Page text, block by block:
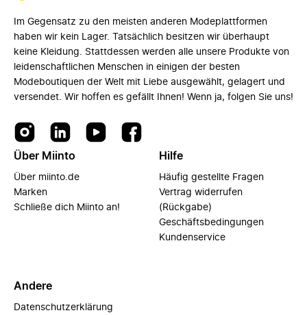
Im Gegensatz zu den meisten anderen Modeplattformen
haben wir kein Lager. Tatsächlich besitzen wir überhaupt
keine Kleidung. Stattdessen werden alle unsere Produkte von
leidenschaftlichen Menschen in einigen der besten
Modeboutiquen der Welt mit Liebe ausgewählt, gelagert und
versendet. Wir hoffen es gefällt Ihnen! Wenn ja, folgen Sie uns!
Über Miinto
Über miinto.de
Marken
Schließe dich Miinto an!
Hilfe
Häufig gestellte Fragen
Vertrag widerrufen
(Rückgabe)
Geschäftsbedingungen
Kundenservice
Andere
Datenschutzerklärung